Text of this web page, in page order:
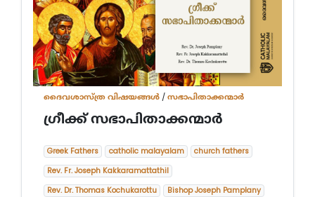
ദൈവശാസ്ത്ര വിഷയങ്ങള്‍ /സഭാപിതാക്കന്മാർ
ഗ്രീക്ക് സഭാപിതാക്കന്മാര്‍
Greek Fathers catholic malayalam
church fathers
Rev. Fr. Joseph Kakkaramattathil
Rev. Dr. Thomas Kochukarottu
Bishop Joseph Pamplany